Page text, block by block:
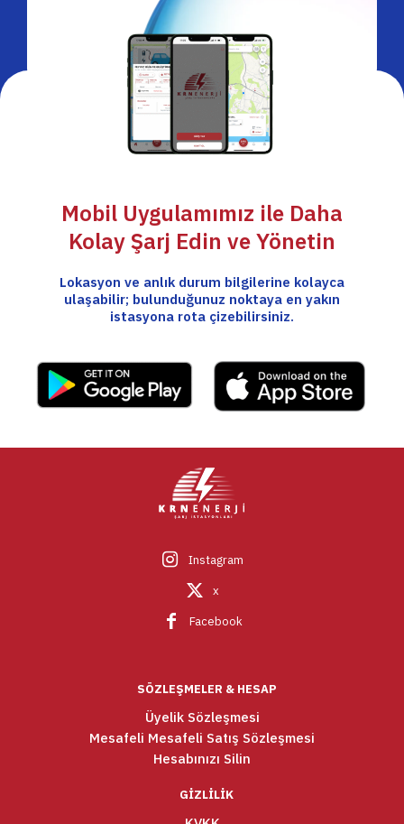
Mobil Uygulamımız ile Daha
Kolay Şarj Edin ve Yönetin
Lokasyon ve anlık durum bilgilerine kolayca
ulaşabilir; bulunduğunuz noktaya en yakın
istasyona rota çizebilirsiniz.
Instagram
x
Facebook
SÖZLEŞMELER & HESAP
Üyelik Sözleşmesi
Mesafeli Mesafeli Satış Sözleşmesi
Hesabınızı Silin
GİZLİLİK